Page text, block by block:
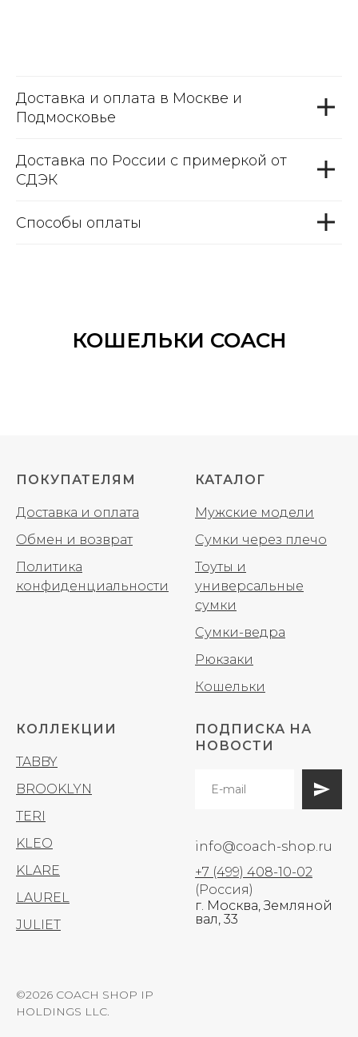
Доставка и оплата в Москве и
Подмосковье
Доставка по России с примеркой от
СДЭК
Способы оплаты
КОШЕЛЬКИ COACH
ПОКУПАТЕЛЯМ
Доставка и оплата
Обмен и возврат
Политика
конфиденциальности
КАТАЛОГ
Мужские модели
Сумки через плечо
Тоуты и
универсальные
сумки
Сумки-ведра
Рюкзаки
Кошельки
КОЛЛЕКЦИИ
TABBY
BROOKLYN
TERI
KLEO
KLARE
LAUREL
JULIET
ПОДПИСКА НА
НОВОСТИ
info@coach-shop.ru
+7 (499) 408-10-02
(Россия)
г. Москва, Земляной
вал, 33
©2026 COACH SHOP IP
HOLDINGS LLC.